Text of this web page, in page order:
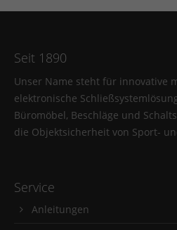
Seit 1890
Unser Name steht für innovative
elektronische
Büromöbel, Beschläge und
die Objektsicherheit von Sport-
Service
Anleitungen